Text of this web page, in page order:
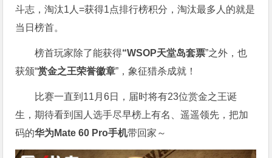
斗志，淘汰1人=获得1点排行榜积分，淘汰最多人的就是
当日榜首。
榜首玩家除了能获得“WSOP天堂岛套票”之外，也
获颁“赏金之王荣誉徽章”，象征猎杀成就！
比赛一直到11月6日，届时将有23位赏金之王诞
生，期待看到国人选手尽早榜上有名、遥遥领先，把加
码的华为Mate 60 Pro手机带回家～